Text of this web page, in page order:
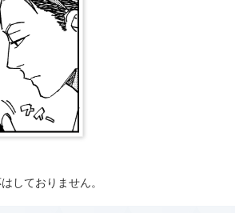
しておりません。